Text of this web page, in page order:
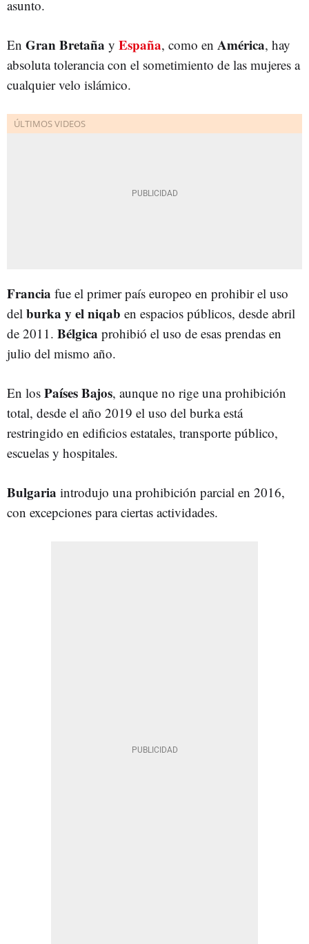
asunto.
En Gran Bretaña y España, como en América, hay
absoluta tolerancia con el sometimiento de las mujeres a
cualquier velo islámico.
Francia fue el primer país europeo en prohibir el uso
del burka y el niqab en espacios públicos, desde abril
de 2011. Bélgica prohibió el uso de esas prendas en
julio del mismo año.
En los Países Bajos, aunque no rige una prohibición
total, desde el año 2019 el uso del burka está
restringido en edificios estatales, transporte público,
escuelas y hospitales.
Bulgaria introdujo una prohibición parcial en 2016,
con excepciones para ciertas actividades.